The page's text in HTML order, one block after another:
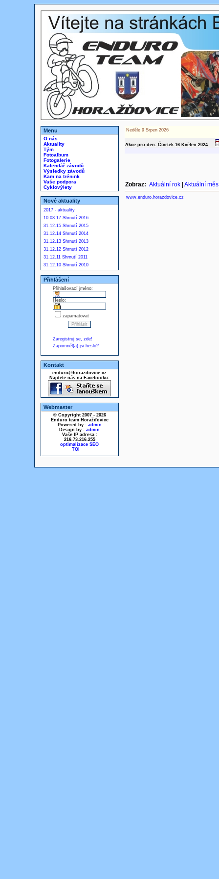
Menu
O nás
Aktuality
Tým
Fotoalbum
Fotogalerie
Kalendář závodů
Výsledky závodů
Kam na trénink
Vaše podpora
Cyklovýlety
Nové aktuality
2017 - aktuality
10.03.17 Shrnutí 2016
31.12.15 Shrnutí 2015
31.12.14 Shrnutí 2014
31.12.13 Shrnutí 2013
31.12.12 Shrnutí 2012
31.12.11 Shrnutí 2011
31.12.10 Shrnutí 2010
Přihlášení
Přihlašovací jméno:
Heslo:
zapamatovat
Zaregistruj se, zde!
Zapomněl(a) jsi heslo?
Kontakt
enduro@horazdovice.cz
Najdete nás na Facebooku:
Webmaster
© Copyright 2007 - 2026
Enduro team Horažďovice
Powered by : admin
Design by : admin
Vaše IP adresa :
216.73.216.255
optimalizace SEO
Neděle 9 Srpen 2026
Akce pro den: Čtvrtek 16 Květen 2024
Zobraz: Aktuální rok| Aktuální
www.enduro.horazdovice.cz